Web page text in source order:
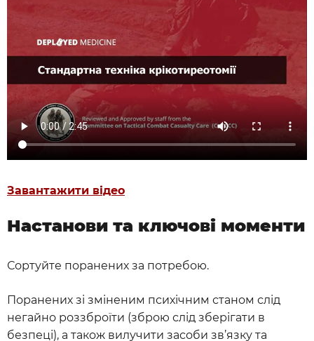
Завантажити відео
Настанови та ключові моменти
Сортуйте поранених за потребою.
Поранених зі зміненим психічним станом слід
негайно роззброїти (зброю слід зберігати в
безпеці), а також вилучити засоби зв’язку та